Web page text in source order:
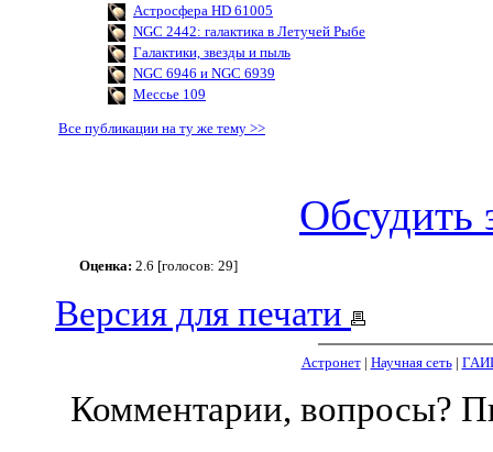
Астросфера HD 61005
NGC 2442: галактика в Летучей Рыбе
Галактики, звезды и пыль
NGC 6946 и NGC 6939
Мессье 109
Все публикации на ту же тему >>
Обсудить
Оценка: 2.6 [голосов: 29]
Версия для печати
Астронет| Научная сеть|
Комментарии, вопросы?